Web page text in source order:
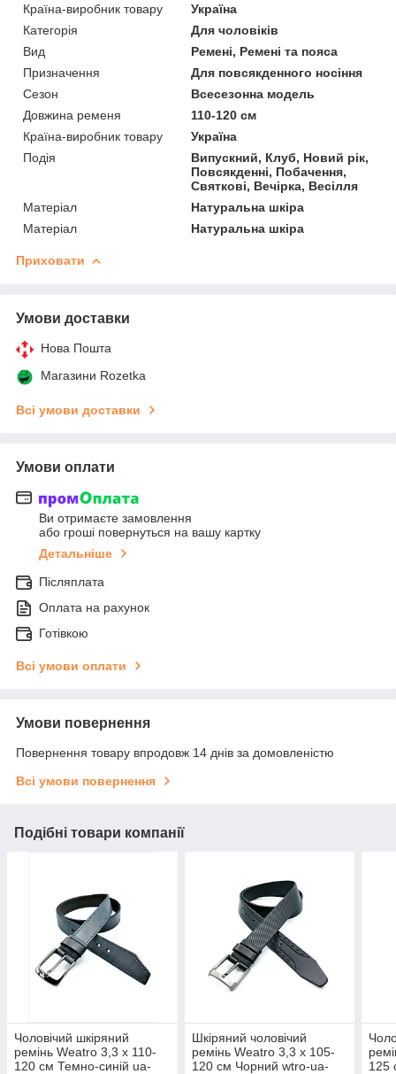
Країна-виробник товару
Україна
Категорія
Для чоловіків
Вид
Ремені, Ремені та пояса
Призначення
Для повсякденного носіння
Сезон
Всесезонна модель
Довжина ременя
110-120 см
Країна-виробник товару
Україна
Подія
Випускний, Клуб, Новий рік,
Повсякденні, Побачення,
Святкові, Вечірка, Весілля
Матеріал
Натуральна шкіра
Матеріал
Натуральна шкіра
Приховати
Умови доставки
Нова Пошта
Магазини Rozetka
Всі умови доставки
Умови оплати
Ви отримаєте замовлення
або гроші повернуться на вашу картку
Детальніше
Післяплата
Оплата на рахунок
Готівкою
Всі умови оплати
Умови повернення
Повернення товару впродовж 14 днів за домовленістю
Всі умови повернення
Подібні товари компанії
Чоловічий шкіряний
ремінь Weatro 3,3 х 110-
120 см Темно-синій ua-
Шкіряний чоловічий
ремінь Weatro 3,3 х 105-
120 см Чорний wtro-ua-
125